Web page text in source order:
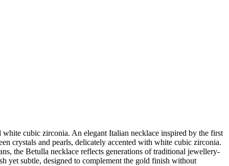
cubic zirconia. An elegant Italian necklace inspired by the first
crystals and pearls, delicately accented with white cubic zirconia.
the Betulla necklace reflects generations of traditional jewellery-
yet subtle, designed to complement the gold finish without